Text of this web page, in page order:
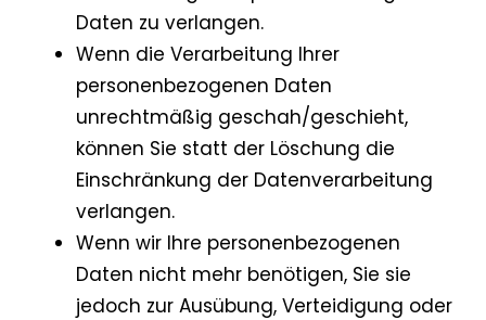
Daten zu verlangen.
Wenn die Verarbeitung Ihrer
personenbezogenen Daten
unrechtmäßig geschah/geschieht,
können Sie statt der Löschung die
Einschränkung der Datenverarbeitung
verlangen.
Wenn wir Ihre personenbezogenen
Daten nicht mehr benötigen, Sie sie
jedoch zur Ausübung, Verteidigung oder